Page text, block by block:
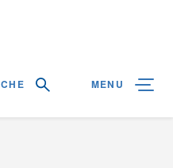
MENU